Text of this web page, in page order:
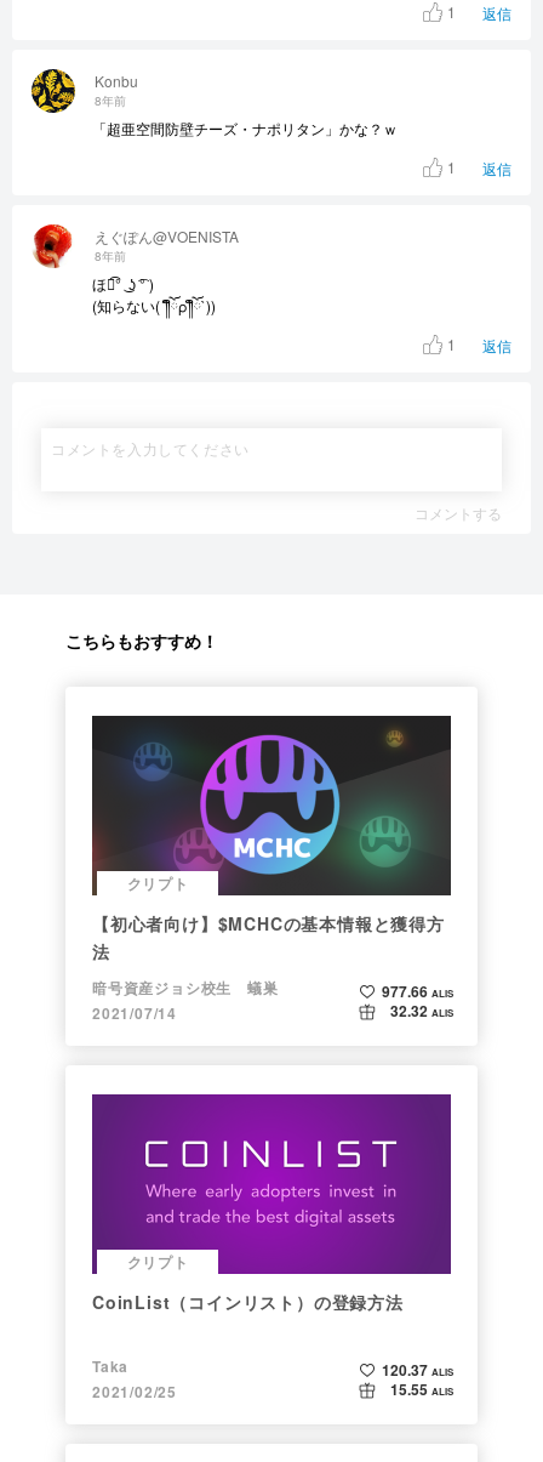
えぐぽん@VOENISTA
8年前
ほう͡° ͜ ʖ ͡° )
(知らない(´༎ຶོρ༎ຶོ`))
1
返信
Konbu
8年前
「超亜空間防壁チーズ・ナポリタン」かな？ｗ
1
返信
1
返信
コメントする
こちらもおすすめ！
クリプト
【初心者向け】$MCHCの基本情報と獲得方
法
暗号資産ジョシ校生 蟻巣
2021/07/14
977.66 ALIS
32.32 ALIS
クリプト
CoinList（コインリスト）の登録方法
Taka
2021/02/25
120.37 ALIS
15.55 ALIS